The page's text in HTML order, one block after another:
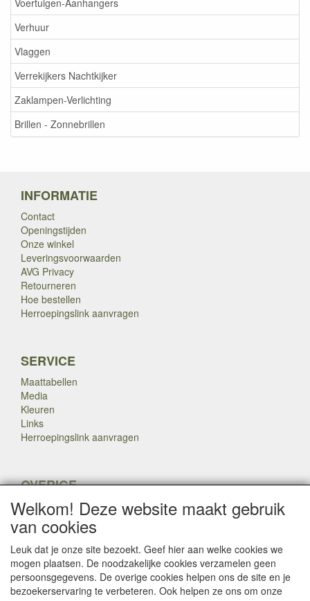
Voertuigen-Aanhangers
Verhuur
Vlaggen
Verrekijkers Nachtkijker
Zaklampen-Verlichting
Brillen - Zonnebrillen
INFORMATIE
Contact
Openingstijden
Onze winkel
Leveringsvoorwaarden
AVG Privacy
Retourneren
Hoe bestellen
Herroepingslink aanvragen
SERVICE
Maattabellen
Media
Kleuren
Links
Herroepingslink aanvragen
OVERIGE
Veteranen
Nieuws
Inkoop
Herroepingslink aanvragen
Copyright Dump Company2009-2025 Webmaster: Dump
Welkom! Deze website maakt gebruik
van cookies
Leuk dat je onze site bezoekt. Geef hier aan welke cookies we
mogen plaatsen. De noodzakelijke cookies verzamelen geen
persoonsgegevens. De overige cookies helpen ons de site en je
bezoekerservaring te verbeteren. Ook helpen ze ons om onze